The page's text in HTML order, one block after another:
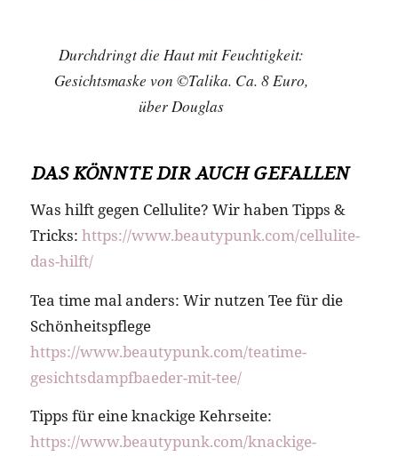
Durchdringt die Haut mit Feuchtigkeit:
Gesichtsmaske von ©Talika. Ca. 8 Euro,
über Douglas
DAS KÖNNTE DIR AUCH GEFALLEN
Was hilft gegen Cellulite? Wir haben Tipps &
Tricks: https://www.beautypunk.com/cellulite-
das-hilft/
Tea time mal anders: Wir nutzen Tee für die
Schönheitspflege
https://www.beautypunk.com/teatime-
gesichtsdampfbaeder-mit-tee/
Tipps für eine knackige Kehrseite:
https://www.beautypunk.com/knackige-